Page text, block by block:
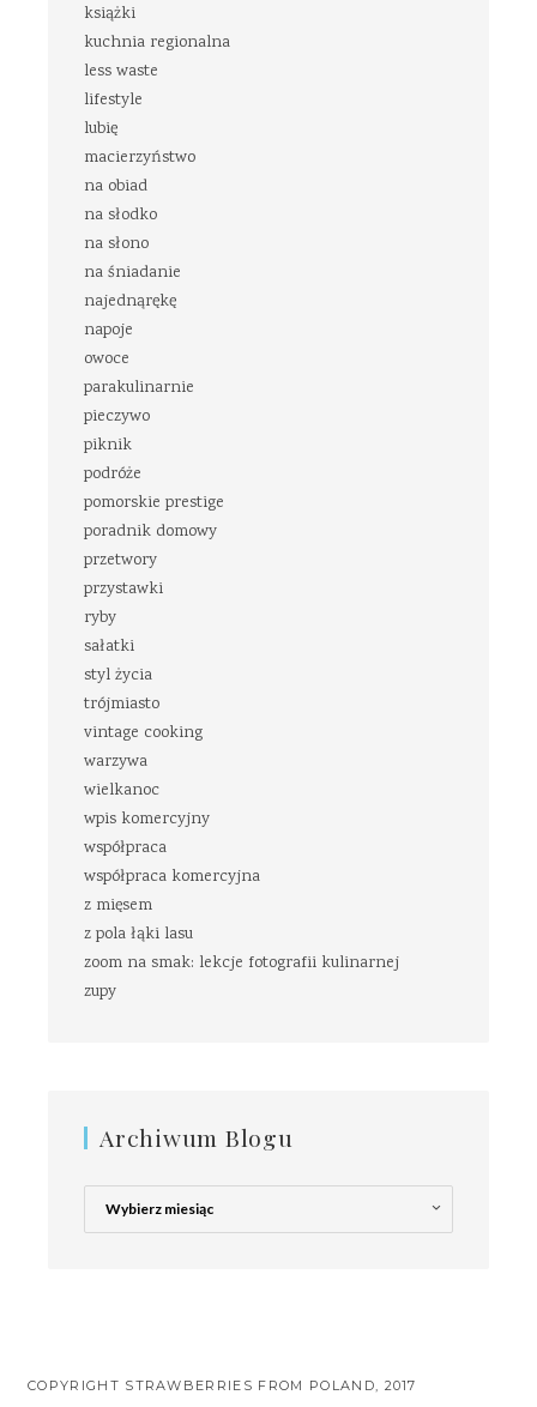
książki
kuchnia regionalna
less waste
lifestyle
lubię
macierzyństwo
na obiad
na słodko
na słono
na śniadanie
najednąrękę
napoje
owoce
parakulinarnie
pieczywo
piknik
podróże
pomorskie prestige
poradnik domowy
przetwory
przystawki
ryby
sałatki
styl życia
trójmiasto
vintage cooking
warzywa
wielkanoc
wpis komercyjny
współpraca
współpraca komercyjna
z mięsem
z pola łąki lasu
zoom na smak: lekcje fotografii kulinarnej
zupy
Archiwum Blogu
Archiwum
Blogu
COPYRIGHT STRAWBERRIES FROM POLAND, 2017